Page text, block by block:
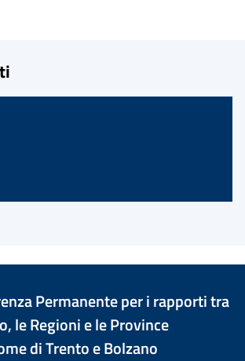
Permanente per i rapporti tra
le Regioni e le Province
di Trento e Bolzano